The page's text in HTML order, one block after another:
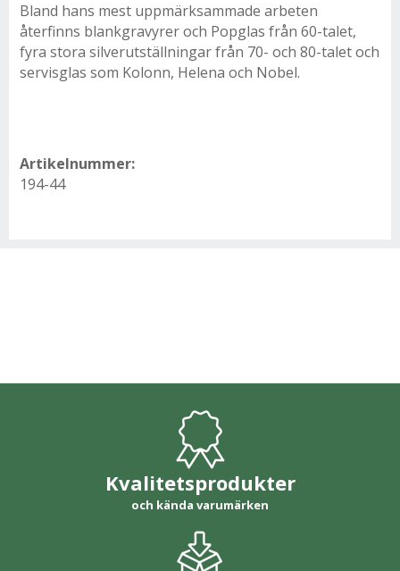
Bland hans mest uppmärksammade arbeten
återfinns blankgravyrer och Popglas från 60-talet,
fyra stora silverutställningar från 70- och 80-talet och
servisglas som Kolonn, Helena och Nobel.
Artikelnummer:
194-44
Kvalitetsprodukter
och kända varumärken